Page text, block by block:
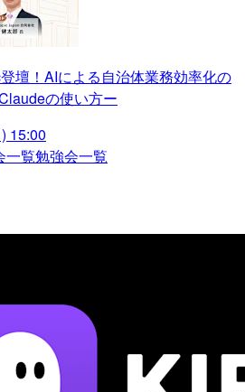
壇！AIによる自治体業務効率化の
の使い方ー
15:00
一覧勉強会一覧